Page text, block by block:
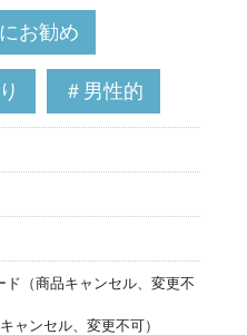
お勧め
＃男性的
ド（商品キャンセル、変更不
ャンセル、変更不可）